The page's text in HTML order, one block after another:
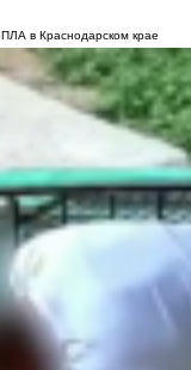
в Краснодарском крае